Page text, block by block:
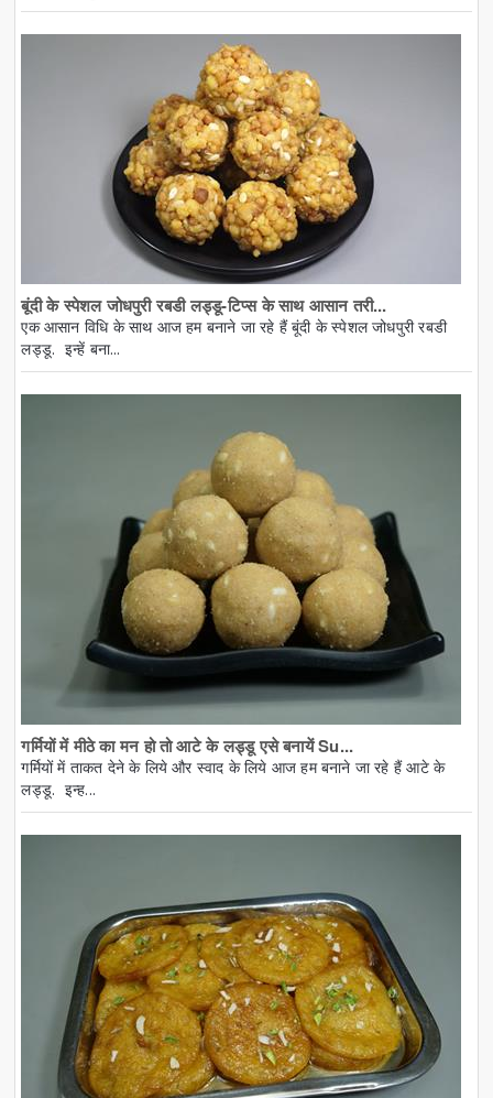
बूंदी के स्पेशल जोधपुरी रबडी लड्डू-टिप्स के साथ आसान तरी...
एक आसान विधि के साथ आज हम बनाने जा रहे हैं बूंदी के स्पेशल जोधपुरी रबडी
लड्डू. इन्हें बना...
गर्मियों में मीठे का मन हो तो आटे के लड्डू एसे बनायें Su...
गर्मियों में ताकत देने के लिये और स्वाद के लिये आज हम बनाने जा रहे हैं आटे के
लड्डू. इन्ह...